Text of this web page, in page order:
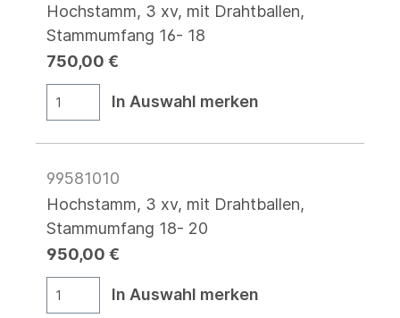
Hochstamm, 3 xv, mit Drahtballen,
Stammumfang 16- 18
750,00 €
In Auswahl merken
99581010
Hochstamm, 3 xv, mit Drahtballen,
Stammumfang 18- 20
950,00 €
In Auswahl merken